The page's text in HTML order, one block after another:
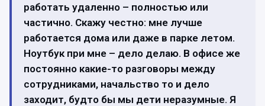
работать удаленно – полностью или
частично. Скажу честно: мне лучше
работается дома или даже в парке летом.
Ноутбук при мне – дело делаю. В офисе же
постоянно какие-то разговоры между
сотрудниками, начальство то и дело
заходит, будто бы мы дети неразумные. Я